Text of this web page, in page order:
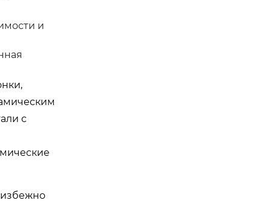
и
с